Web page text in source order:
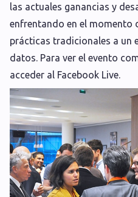
las actuales ganancias y
enfrentando en el momento
prácticas tradicionales a un
datos. Para ver el evento
acceder al Facebook Live.